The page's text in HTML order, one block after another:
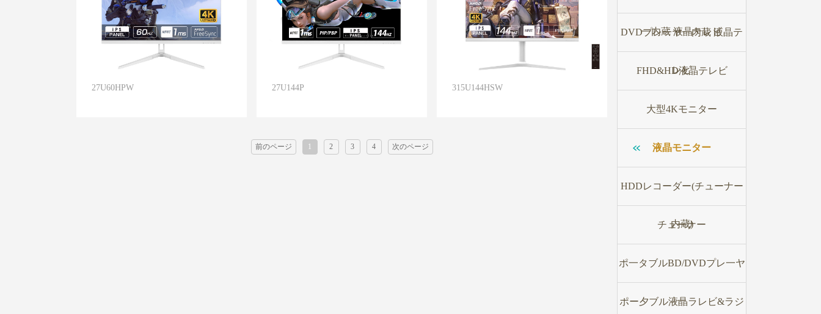
一内蔵 液晶テレビ
DVDプレ一ヤ一内蔵 液晶テ
レビ
FHD&HD液晶テレビ
大型4Kモニター
液晶モニター
HDDレコーダー(チューナー
内蔵)
チューナー
ポ一タブルBD/DVDプレ一ヤ
一
ポー夕ブル液晶ラレビ&ラジ
27U60HPW 27U144P 315U144HSW
前のページ 1 2 3 4 次のページ